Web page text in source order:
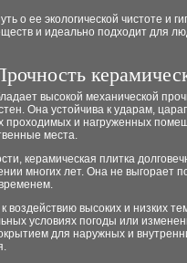
о ее экологической чистоте и
и идеально подходит для
высокой механической
Она устойчива к ударам,
проходимых и нагруженных
места.
керамическая плитка
многих лет. Она не выгорает
воздействию высоких и низких
условиях погоды или
для наружных и